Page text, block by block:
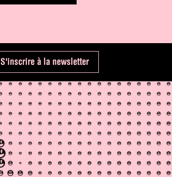
S'inscrire à la newsletter